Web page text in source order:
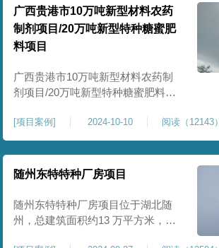
康尚强夯公司于2024年10月20日安
排设备人员进场，按照图纸设计施
工。
广西贵港市10万吨新型材料农药
制剂项目/20万吨新型特种糖蜜肥
料项目
广西贵港市10万吨新型材料农药制
剂项目/20万吨新型特种糖蜜肥料项
期施工，一期为10万吨新型材料农
药制剂项目施工，二期为20万吨新
型特种糖蜜肥料项目，两期项目都
采用基础承台加强夯和普通强夯施
使用要求，单独对基础承台位置地
基进行置换加强夯，其他区域采用
[项目案例] 2024-10-10 阅读（12143）
随州东特特种厂房项目
随州东特特种厂房项目位于湖北随
州，总建筑面积约13 万平方米，为